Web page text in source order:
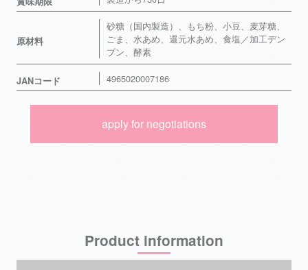
原材料
砂糖（国内製造）、もち粉、小豆、麦芽糖、
ごま、水あめ、還元水あめ、食塩／加工デン
プン、酵素
JANコード 4965020007186
apply for negotiations
Product information